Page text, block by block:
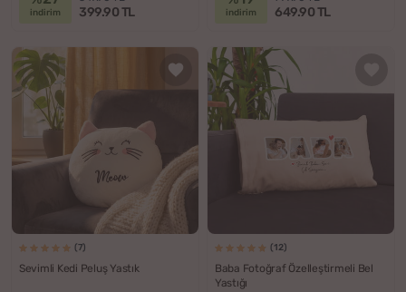
indirim 399.90 TL indirim 649.90 TL
(7)
Sevimli Kedi Peluş Yastık
(12)
Baba Fotoğraf Özelleştirmeli Bel
Yastığı